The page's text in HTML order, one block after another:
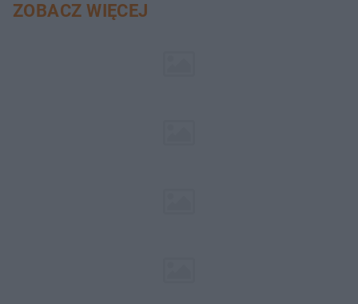
ZOBACZ WIĘCEJ